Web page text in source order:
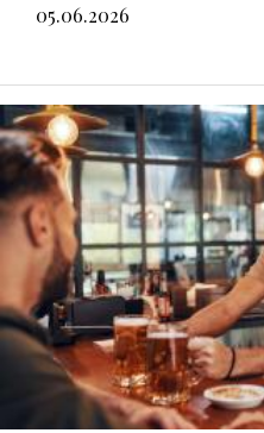
05.06.2026